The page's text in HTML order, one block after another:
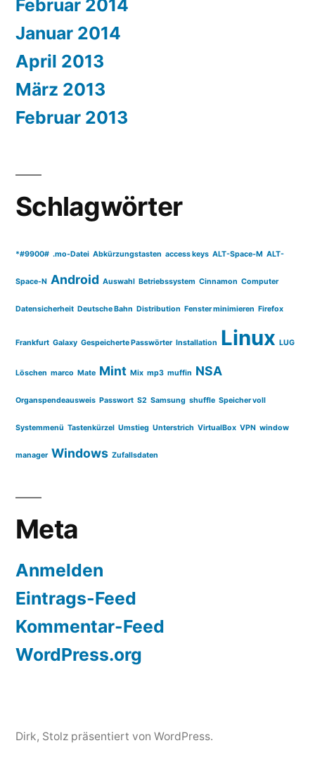
Februar 2014
Januar 2014
April 2013
März 2013
Februar 2013
Schlagwörter
*#9900# .mo-Datei Abkürzungstasten access keys ALT-Space-M ALT-
Space-N Android Auswahl Betriebssystem Cinnamon Computer
Datensicherheit Deutsche Bahn Distribution Fenster minimieren Firefox
Frankfurt Galaxy Gespeicherte Passwörter Installation Linux LUG
Löschen marco Mate Mint Mix mp3 muffin NSA
Organspendeausweis Passwort S2 Samsung shuffle Speicher voll
Systemmenü Tastenkürzel Umstieg Unterstrich VirtualBox VPN window
manager Windows Zufallsdaten
Meta
Anmelden
Eintrags-Feed
Kommentar-Feed
WordPress.org
Dirk, Stolz präsentiert von WordPress.